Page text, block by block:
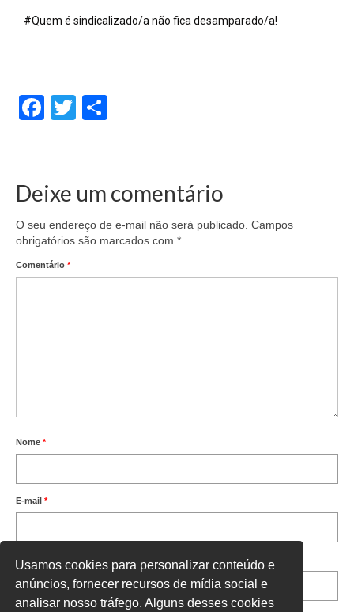
#Quem é sindicalizado/a não fica desamparado/a!
Facebook
Twitter
Deixe um comentário
O seu endereço de e-mail não será publicado. Campos
obrigatórios são marcados com *
Comentário *
Nome *
E-mail *
Site
Usamos cookies para personalizar conteúdo e
anúncios, fornecer recursos de mídia social e
analisar nosso tráfego. Alguns desses cookies